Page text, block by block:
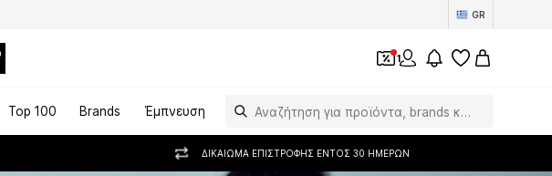
GR
1
Top 100 Brands Έμπνευση
ΔΙΚΑΊΩΜΑ ΕΠΙΣΤΡΟΦΉΣ ΕΝΤΌΣ 30 ΗΜΕΡΏΝ